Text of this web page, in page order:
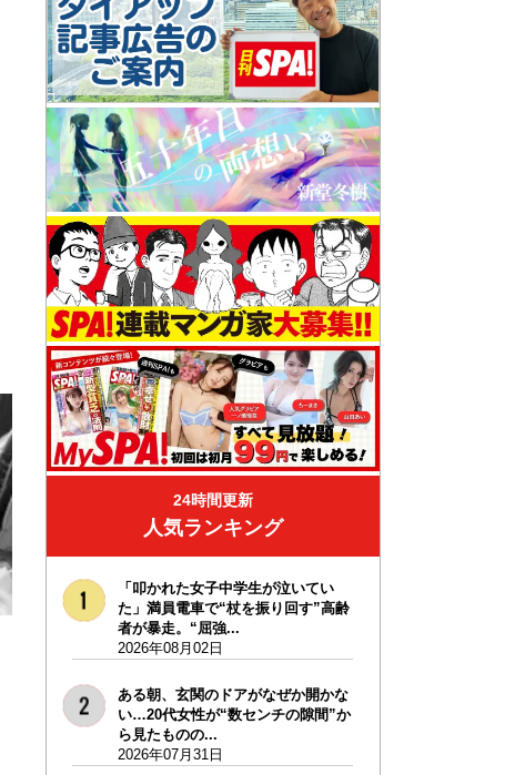
24時間更新
人気ランキング
「叩かれた女子中学生が泣いてい
た」満員電車で“杖を振り回す”高齢
者が暴走。“屈強...
2026年08月02日
ある朝、玄関のドアがなぜか開かな
い…20代女性が“数センチの隙間”か
ら見たものの...
2026年07月31日